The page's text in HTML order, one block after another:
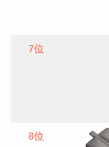
7位
8位